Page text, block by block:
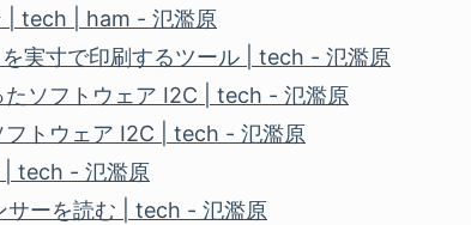
| tech | ham - 氾濫原
実寸で印刷するツール | tech - 氾濫原
ソフトウェア I2C | tech - 氾濫原
トウェア I2C | tech - 氾濫原
| tech - 氾濫原
サーを読む | tech - 氾濫原